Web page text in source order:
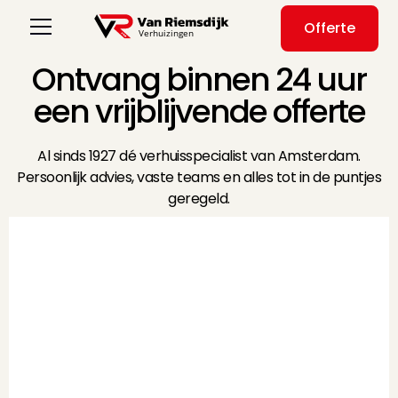
Offerte
Ontvang binnen 24 uur
een vrijblijvende offerte
Al sinds 1927 dé verhuisspecialist van Amsterdam.
Persoonlijk advies, vaste teams en alles tot in de puntjes
geregeld.